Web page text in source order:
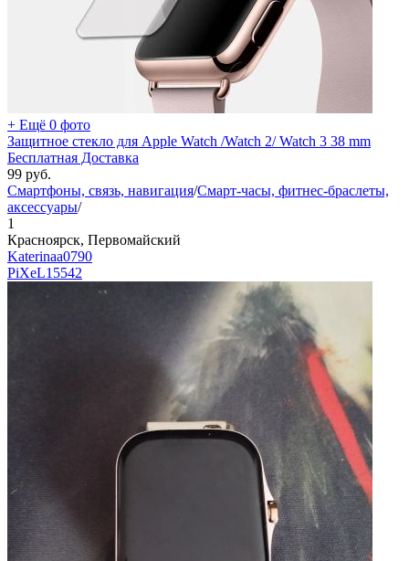
+ Ещё 0 фото
Защитное стекло для Apple Watch /Watch 2/ Watch 3 38 mm
Бесплатная Доставка
99 руб.
Смартфоны, связь, навигация/Смарт-часы, фитнес-браслеты,
аксессуары/
1
Красноярск, Первомайский
Katerinaa0790
PiXeL15542